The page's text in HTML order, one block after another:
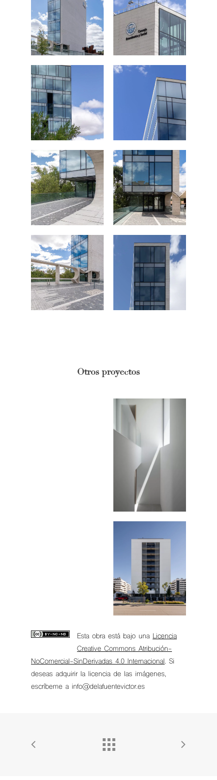
Otros proyectos
Esta obra está bajo una Licencia
Creative Commons Atribución-
NoComercial-SinDerivadas 4.0 Internacional. Si
deseas adquirir la licencia de las imágenes,
escríbeme a info@delafuentevictor.es
Oficinas
Retail
Fotografía de Stand
PRINTS
SOBRE MÍ